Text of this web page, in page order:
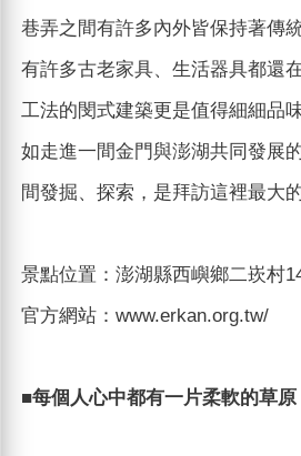
巷弄之間有許多內外皆保持著傳
有許多古老家具、生活器具都還
工法的閔式建築更是值得細細品
如走進一間金門與澎湖共同發展
間發掘、探索，是拜訪這裡最大的
景點位置：澎湖縣西嶼鄉二崁村
官方網站：www.erkan.org.tw/
■每個人心中都有一片柔軟的草